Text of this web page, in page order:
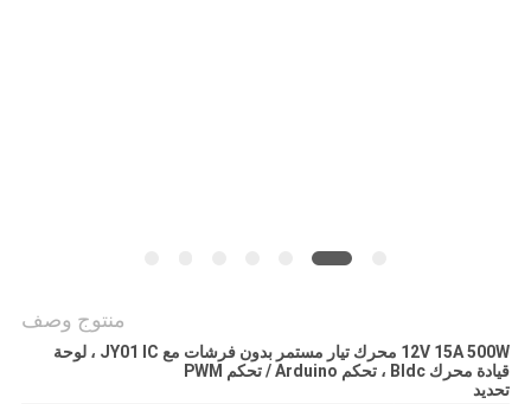
منتوج وصف
12V 15A 500W محرك تيار مستمر بدون فرشات مع JY01 IC ، لوحة
قيادة محرك Bldc ، تحكم Arduino / تحكم PWM
تحديد